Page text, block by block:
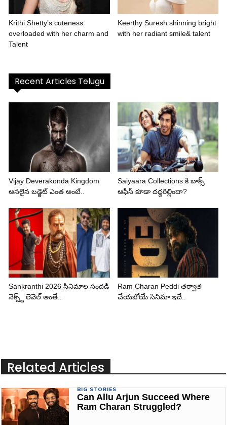
Krithi Shetty’s cuteness
overloaded with her charm and
Talent
Keerthy Suresh shinning bright
with her radiant smile& talent
Recent Articles Telugu
Vijay Deverakonda Kingdom
అసలైన బడ్జెట్ ఎంత అంటే..
Saiyaara Collections కి బాక్స్
ఆఫీస్ కూడా దద్దరిల్లిందా?
Sankranthi 2026 సినిమాల సందడి
నెక్స్ట్ లెవెల్ అంతే..
Ram Charan Peddi తర్వాత
చేయబోయే సినిమా ఇదే..
Related Articles
BIG STORIES
Can Allu Arjun Succeed Where
Ram Charan Struggled?